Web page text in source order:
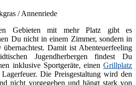
Gebieten mit mehr Platz gibt es
Du nicht in einem Zimmer, sondern in
Damit ist Abenteuerfeeling
Jugendherbergen findest Du
inklusive Sportgeräte, einen Grillplatz
Die Preisgestaltung wird den
nicht vorgegeben und hängt stark von